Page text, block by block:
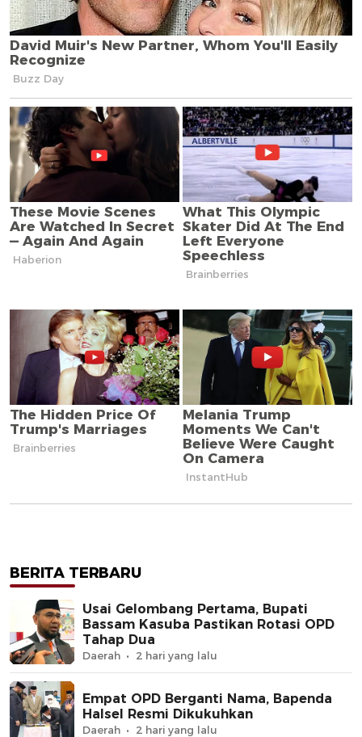
BERITA TERBARU
Usai Gelombang Pertama, Bupati
Bassam Kasuba Pastikan Rotasi OPD
Tahap Dua
Daerah 2 hari yang lalu
Empat OPD Berganti Nama, Bapenda
Halsel Resmi Dikukuhkan
Daerah 2 hari yang lalu